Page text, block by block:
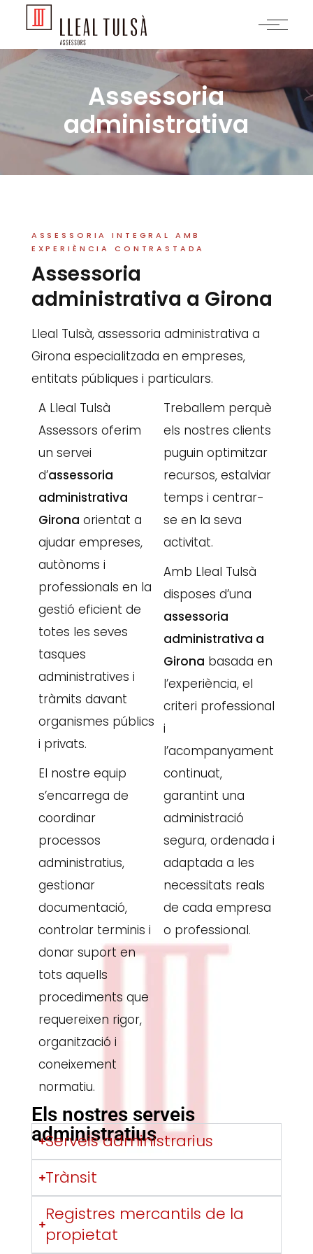
Assessoria
administrativa
ASSESSORIA INTEGRAL AMB
EXPERIÈNCIA CONTRASTADA
Assessoria
administrativa a Girona
Lleal Tulsà, assessoria administrativa a
Girona especialitzada en empreses,
entitats públiques i particulars.
A Lleal Tulsà
Assessors oferim
un servei
d’assessoria
administrativa
Girona orientat a
ajudar empreses,
autònoms i
professionals en la
gestió eficient de
totes les seves
tasques
administratives i
tràmits davant
organismes públics
i privats.
El nostre equip
s’encarrega de
coordinar
processos
administratius,
gestionar
documentació,
controlar terminis i
donar suport en
tots aquells
procediments que
requereixen rigor,
organització i
coneixement
normatiu.
Treballem perquè
els nostres clients
puguin optimitzar
recursos, estalviar
temps i centrar-
se en la seva
activitat.
Amb Lleal Tulsà
disposes d’una
assessoria
administrativa a
Girona basada en
l’experiència, el
criteri professional
i
l’acompanyament
continuat,
garantint una
administració
segura, ordenada i
adaptada a les
necessitats reals
de cada empresa
o professional.
Els nostres serveis
administratius
Serveis administrarius
Trànsit
Registres mercantils de la
propietat